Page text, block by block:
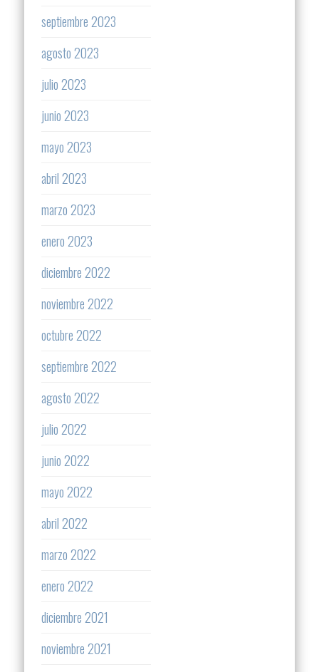
septiembre 2023
agosto 2023
julio 2023
junio 2023
mayo 2023
abril 2023
marzo 2023
enero 2023
diciembre 2022
noviembre 2022
octubre 2022
septiembre 2022
agosto 2022
julio 2022
junio 2022
mayo 2022
abril 2022
marzo 2022
enero 2022
diciembre 2021
noviembre 2021